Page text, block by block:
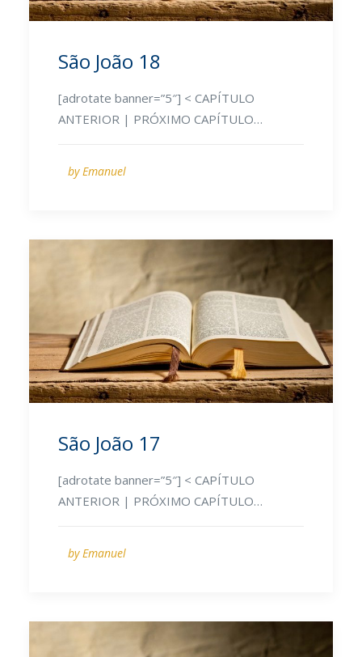
São João 18
[adrotate banner=”5″] < CAPÍTULO
ANTERIOR | PRÓXIMO CAPÍTULO…
by Emanuel
São João 17
[adrotate banner=”5″] < CAPÍTULO
ANTERIOR | PRÓXIMO CAPÍTULO…
by Emanuel